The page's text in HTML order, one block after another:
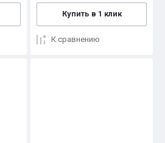
Купить в 1 клик
К сравнению